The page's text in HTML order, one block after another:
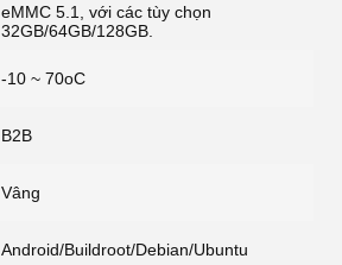
eMMC 5.1, với các tùy chọn
32GB/64GB/128GB.
-10 ~ 70oC
B2B
Vâng
Android/Buildroot/Debian/Ubuntu